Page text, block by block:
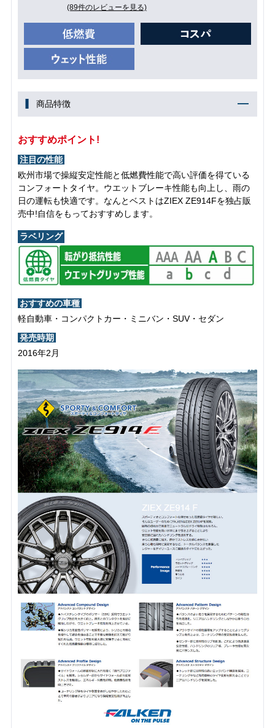
(89件のレビューを見る)
商品特徴
おすすめポイント!
注目の性能
欧州市場で操縦安定性能と低燃費性能で高い評価を得ている
コンフォートタイヤ。ウエットブレーキ性能も向上し、雨の
日の運転も快適です。なんとベストはZIEX ZE914Fを独占販
売中!自信をもっておすすめします。
ラベリング
おすすめの車種
軽自動車・コンパクトカー・ミニバン・SUV・セダン
発売時期
2016年2月